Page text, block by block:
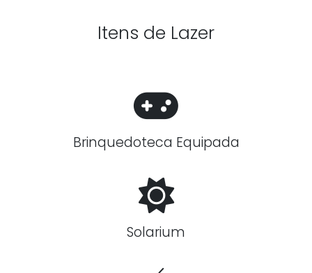
Itens de Lazer
Brinquedoteca Equipada
Solarium